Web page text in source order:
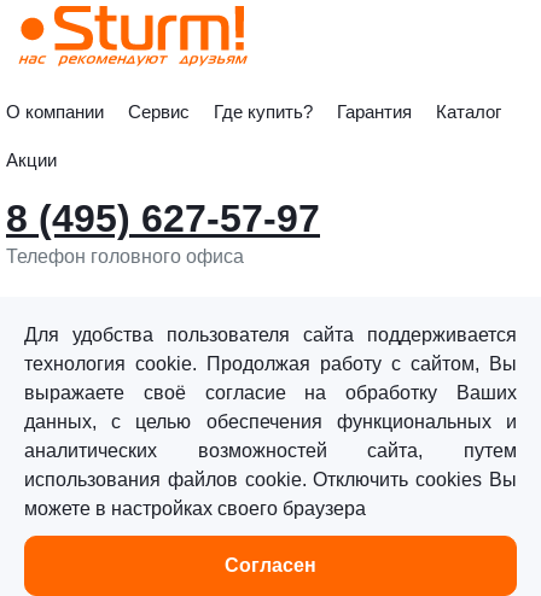
О компании Сервис Где купить? Гарантия Каталог
Акции
8 (495) 627-57-97
Телефон головного офиса
©«Sturm!» 2011–2026 ®
Все права защищены.
Политика обработки персональных данных
Для удобства пользователя сайта поддерживается
технология cookie. Продолжая работу с сайтом, Вы
выражаете своё согласие на обработку Ваших
данных, с целью обеспечения функциональных и
аналитических возможностей сайта, путем
использования файлов cookie. Отключить cookies Вы
можете в настройках своего браузера
Согласен